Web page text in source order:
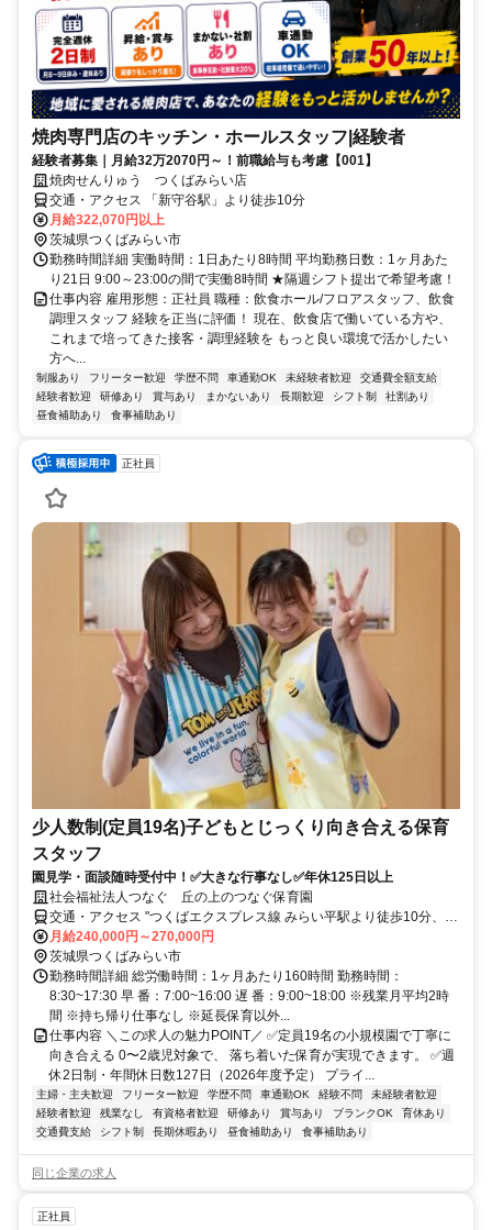
焼肉専門店のキッチン・ホールスタッフ|経験者
経験者募集｜月給32万2070円～！前職給与も考慮【001】
焼肉せんりゅう つくばみらい店
交通・アクセス 「新守谷駅」より徒歩10分
月給322,070円以上
茨城県つくばみらい市
勤務時間詳細 実働時間：1日あたり8時間 平均勤務日数：1ヶ月あた
り21日 9:00～23:00の間で実働8時間 ★隔週シフト提出で希望考慮！
仕事内容 雇用形態：正社員 職種：飲食ホール/フロアスタッフ、飲食
調理スタッフ 経験を正当に評価！ 現在、飲食店で働いている方や、
これまで培ってきた接客・調理経験を もっと良い環境で活かしたい
方へ...
制服あり フリーター歓迎 学歴不問 車通勤OK 未経験者歓迎
交通費全額支給
経験者歓迎
研修あり 賞与あり まかないあり 長期歓迎 シフト制
社割あり
昼食補助あり
食事補助あり
正社員
少人数制(定員19名)子どもとじっくり向き合える保育
スタッフ
園見学・面談随時受付中！✅大きな行事なし✅年休125日以上
社会福祉法人つなぐ 丘の上のつなぐ保育園
交通・アクセス "つくばエクスプレス線 みらい平駅より徒歩10分、マ
イカー通勤OK 敷地内に従業員用駐車場完備
月給240,000円～270,000円
茨城県つくばみらい市
勤務時間詳細 総労働時間：1ヶ月あたり160時間 勤務時間：
8:30~17:30 早 番：7:00~16:00 遅 番：9:00~18:00 ※残業月平均2時
間 ※持ち帰り仕事なし ※延長保育以外...
仕事内容 ＼この求人の魅力POINT／ ✅定員19名の小規模園で丁寧に
向き合える 0〜2歳児対象で、 落ち着いた保育が実現できます。 ✅週
休2日制・年間休日数127日（2026年度予定） プライ...
主婦・主夫歓迎 フリーター歓迎 学歴不問 車通勤OK 経験不問
未経験者歓迎
経験者歓迎
残業なし 有資格者歓迎 研修あり 賞与あり ブランクOK
育休あり
交通費支給
シフト制 長期休暇あり 昼食補助あり 食事補助あり
同じ企業の求人
正社員